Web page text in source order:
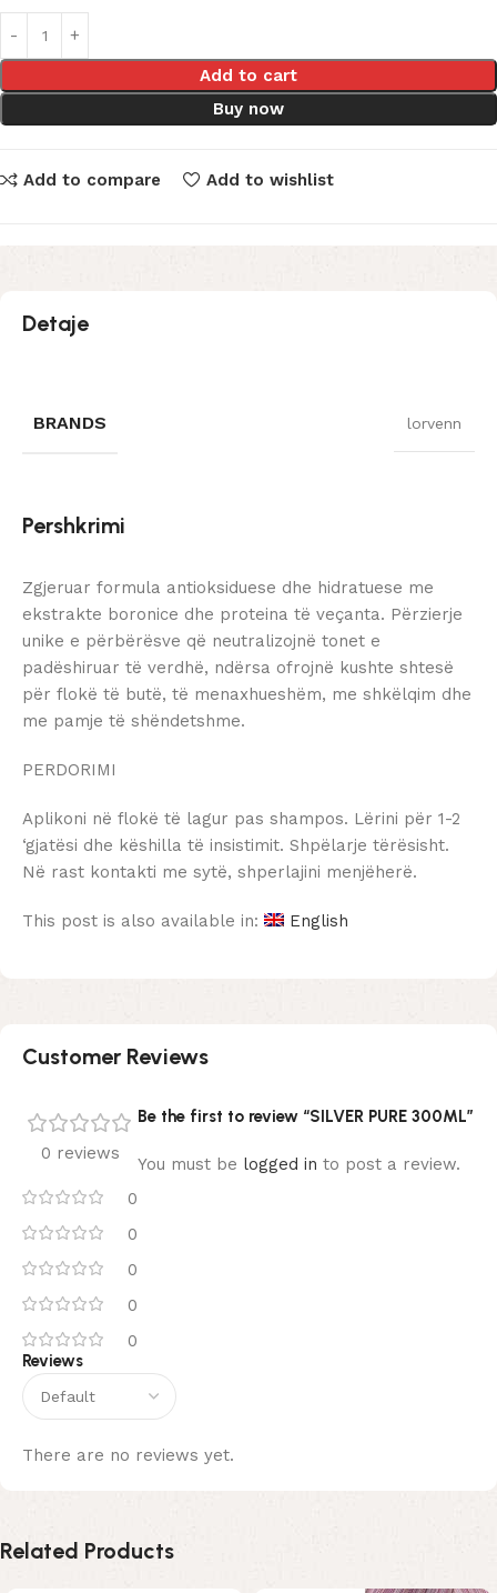
Add to cart
Buy now
Add to compare Add to wishlist
Detaje
BRANDS lorvenn
Pershkrimi
Zgjeruar formula antioksiduese dhe hidratuese me
ekstrakte boronice dhe proteina të veçanta. Përzierje
unike e përbërësve që neutralizojnë tonet e
padëshiruar të verdhë, ndërsa ofrojnë kushte shtesë
për flokë të butë, të menaxhueshëm, me shkëlqim dhe
me pamje të shëndetshme.
PERDORIMI
Aplikoni në flokë të lagur pas shampos. Lërini për 1-2
‘gjatësi dhe këshilla të insistimit. Shpëlarje tërësisht.
Në rast kontakti me sytë, shperlajini menjëherë.
This post is also available in: English
Customer Reviews
0 reviews
0
0
0
0
0
Reviews
There are no reviews yet.
Be the first to review “SILVER PURE 300ML”
You must be logged in to post a review.
Related Products